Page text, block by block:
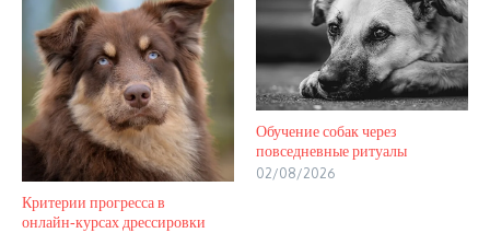
Критерии прогресса в
онлайн‑курсах дрессировки
Обучение собак через
повседневные ритуалы
02/08/2026